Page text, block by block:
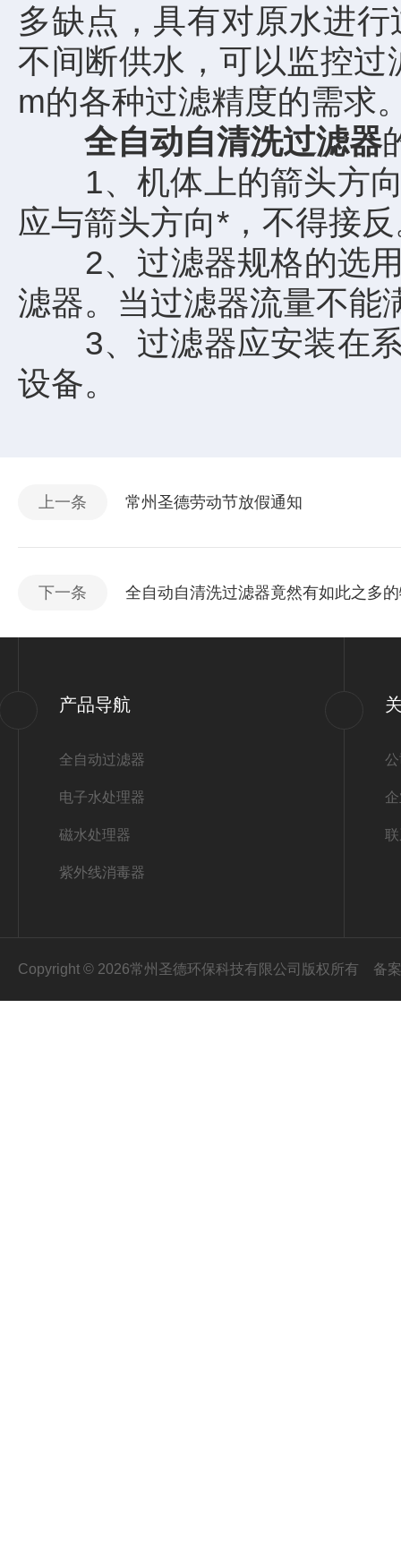
多缺点，具有对原水进
不间断供水，可以监控
m的各种过滤精度的需求
全自动自清洗过滤器
1、机体上的箭头方向
应与箭头方向*，不得接
2、过滤器规格的选用
滤器。当过滤器流量不能
3、过滤器应安装在系
设备。
上一条 常州圣德劳动节放假通知
下一条 全自动自清洗过滤器竟然有如此之多
产品导航
全自动过滤器
电子水处理器
磁水处理器
紫外线消毒器
Copyright © 2026常州圣德环保科技有限公司版权所有 备